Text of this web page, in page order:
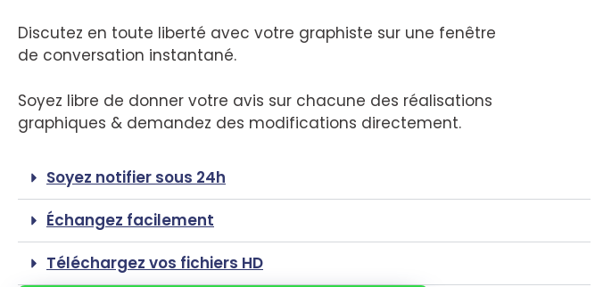
Discutez en toute liberté avec votre graphiste sur une fenêtre
de conversation instantané.
Soyez libre de donner votre avis sur chacune des réalisations
graphiques & demandez des modifications directement.
Soyez notifier sous 24h
Échangez facilement
Téléchargez vos fichiers HD